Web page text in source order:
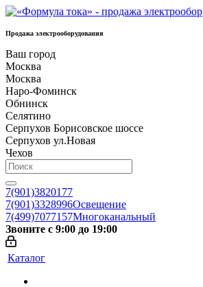
Продажа электрооборудования
Ваш город
Москва
Москва
Наро-Фоминск
Обнинск
Селятино
Серпухов Борисовское шоссе
Серпухов ул.Новая
Чехов
7(901)3820177
7(901)3328996Освещение
7(499)7077157Многоканальный
Звоните с 9:00 до 19:00
Каталог